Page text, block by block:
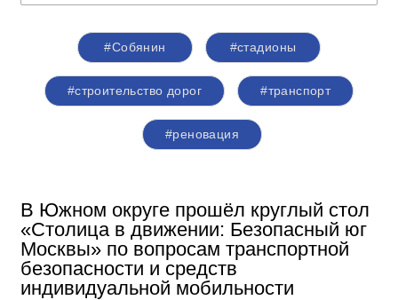
#Собянин #стадионы
#строительство дорог #транспорт
#реновация
В Южном округе прошёл круглый стол
«Столица в движении: Безопасный юг
Москвы» по вопросам транспортной
безопасности и средств
индивидуальной мобильности